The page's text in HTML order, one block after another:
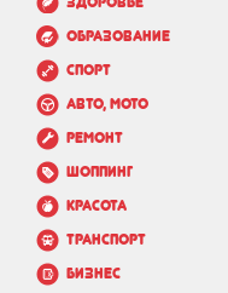
Образование
Спорт
Авто, мото
Ремонт
Шоппинг
Красота
Транспорт
Бизнес